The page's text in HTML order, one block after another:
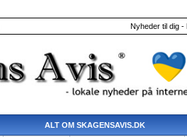
Nyheder til dig -
ALT OM SKAGENSAVIS.DK